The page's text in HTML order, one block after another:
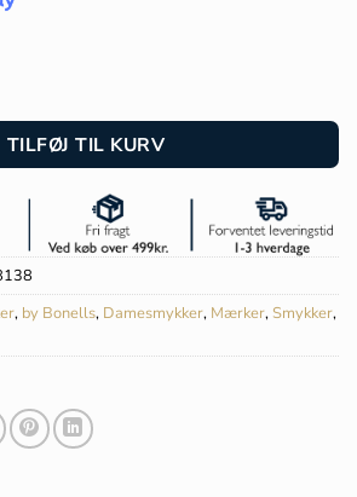
trav vedhæng - 9088 antal
TILFØJ TIL KURV
, by Bonells, Damesmykker, Mærker, Smykker,